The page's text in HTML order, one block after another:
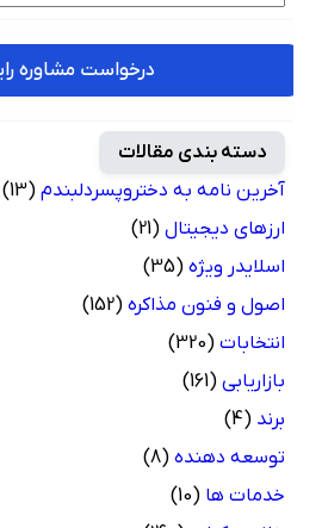
درخواست مشاوره رایگان
دسته بندی مقالات
آخرین نامه به دختروپسردلبندم (13)
ارزهای دیجیتال (21)
اسلایدر ویژه (35)
اصول و فنون مذاکره (152)
انتخابات (320)
بازاریابی (161)
(4)
توسعه دهنده (8)
خدمات ها (10)